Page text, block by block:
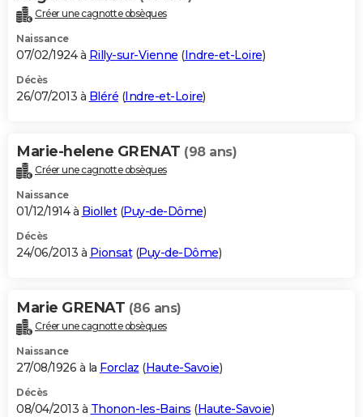
Créer une cagnotte obsèques
Naissance
07/02/1924 à Rilly-sur-Vienne (Indre-et-Loire)
Décès
26/07/2013 à Bléré (Indre-et-Loire)
Marie-helene GRENAT (98 ans)
Créer une cagnotte obsèques
Naissance
01/12/1914 à Biollet(Puy-de-Dôme)
Décès
24/06/2013 à Pionsat(Puy-de-Dôme)
Marie GRENAT (86 ans)
Créer une cagnotte obsèques
Naissance
27/08/1926 à la Forclaz (Haute-Savoie)
Décès
08/04/2013 à Thonon-les-Bains (Haute-Savoie)